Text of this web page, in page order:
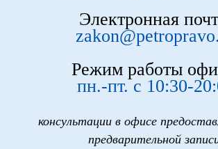
Электронная
Режим работы
пн.-пт. с 10:30-
консультации в офисе
предварительной